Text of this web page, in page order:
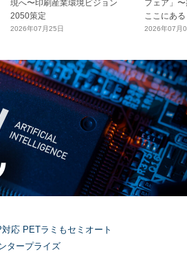
現へ〜印刷産業環境ビジョン
2050策定
2026年07月25日
フェア」
ここにある
2026年07月
応 PETラミもセミオート
タープライズ